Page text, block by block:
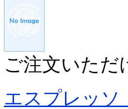
ご注文いただ
エスプレッ